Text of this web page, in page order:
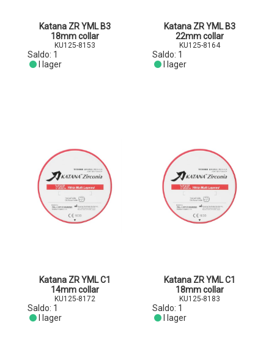
Katana ZR YML B3
18mm collar
KU125-8153
Saldo: 1
I lager
Katana ZR YML B3
22mm collar
KU125-8164
Saldo: 1
I lager
Katana ZR YML C1
14mm collar
KU125-8172
Saldo: 1
I lager
Katana ZR YML C1
18mm collar
KU125-8183
Saldo: 1
I lager